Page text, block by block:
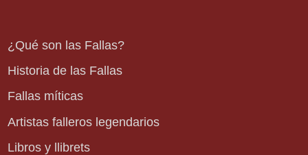
¿Qué son las Fallas?
Historia de las Fallas
Fallas míticas
Artistas falleros legendarios
Libros y llibrets